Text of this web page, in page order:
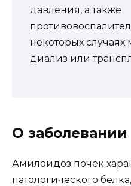
давления, а также
некоторых случаях
диализ или
О заболевании
Амилоидоз почек
патологического